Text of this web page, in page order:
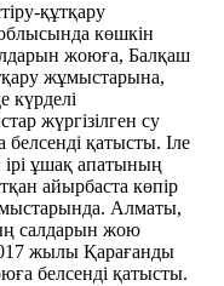
құтқару
көшкін
жоюға, Балқаш
жұмыстарына,
күрделі
жүргізілген су
қатысты. Іле
ірі ұшақ апатының
айырбаста көпір
Алматы,
салдарын жою
жылы Қарағанды
белсенді қатысты.